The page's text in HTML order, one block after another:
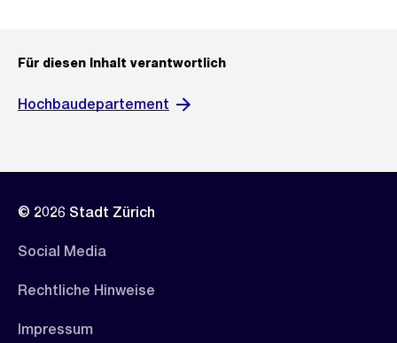
Für diesen Inhalt verantwortlich
Hochbaudepartement
© 2026 Stadt Zürich
Social Media
Rechtliche Hinweise
Impressum